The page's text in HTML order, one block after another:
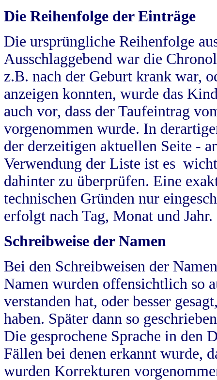
Die Reihenfolge der Einträge
Die ursprüngliche Reihenfolge
Ausschlaggebend war die
z.B. nach der Geburt krank war,
anzeigen konnten, wurde das
auch vor, dass der Taufeintrag
vorgenommen wurde. In
der derzeitigen aktuellen Seite -
Verwendung der Liste ist es
dahinter zu überprüfen. Eine
technischen Gründen nur
erfolgt nach Tag, Monat und Jahr.
Schreibweise der Namen
Bei den Schreibweisen der
Namen wurden offensichtlich so
verstanden hat, oder besser
haben. Später dann so
Die gesprochene Sprache in
Fällen bei denen erkannt wurde,
wurden Korrekturen